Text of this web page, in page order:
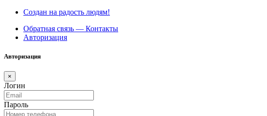
Создан на радость людям!
Обратная связь — Контакты
Авторизация
Авторизация
×
Логин
Пароль